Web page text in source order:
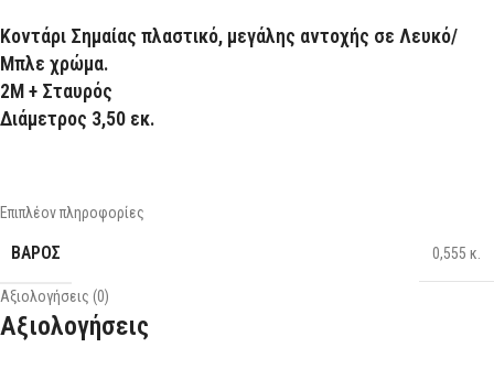
Κοντάρι Σημαίας πλαστικό, μεγάλης αντοχής σε Λευκό/
Μπλε χρώμα.
2Μ + Σταυρός
Διάμετρος 3,50 εκ.
Επιπλέον πληροφορίες
ΒΆΡΟΣ 0,555 κ.
Αξιολογήσεις (0)
Αξιολογήσεις